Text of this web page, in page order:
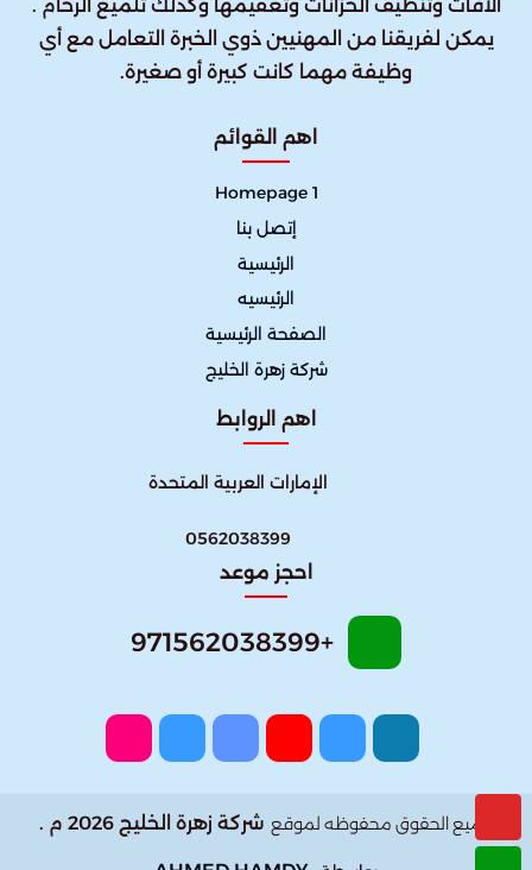
الآفات وتنظيف الخزانات وتعقيمها وكذلك تلميع الرخام .
يمكن لفريقنا من المهنيين ذوي الخبرة التعامل مع أي
وظيفة مهما كانت كبيرة أو صغيرة.
اهم القوائم
Homepage 1
إتصل بنا
الرئيسية
الرئيسيه
الصفحة الرئيسية
شركة زهرة الخليج
اهم الروابط
الإمارات العربية المتحدة
0562038399
احجز موعد
+971562038399
جميع الحقوق محفوظه لموقع شركة زهرة الخليج 2026 م .